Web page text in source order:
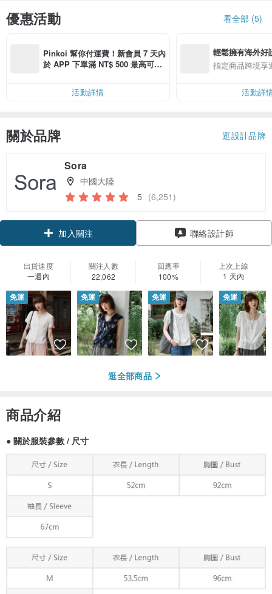
優惠活動 看全部 (5)
Pinkoi 幫你付運費！新會員 7 天內
於 APP 下單滿 NT$ 500 最高可折
活動詳情
輕鬆擁有海外好
指定商品跨境享
活動詳
關於品牌 逛設計品牌
Sora
中國大陸
5 (6,251)
加入關注
聯絡設計師
出貨速度
一週內
關注人數
22,062
回應率
100%
上次上線
1 天內
免運 免運 免運 免運
逛全部商品
商品介紹
● 關於服裝參數 / 尺寸